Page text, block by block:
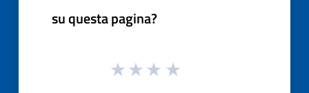
su questa pagina?